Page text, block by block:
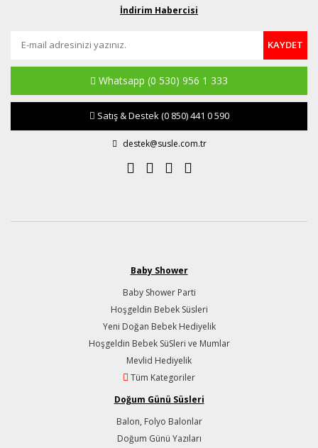
İndirim Habercisi
KAYDET
Whatsapp (0 530) 956 1 333
Satış & Destek(0 850) 441 0 590
destek@susle.com.tr
Baby Shower
Baby Shower Parti
Hoşgeldin Bebek Süsleri
Yeni Doğan Bebek Hediyelik
Hoşgeldin Bebek SüSleri ve Mumlar
Mevlid Hediyelik
Tüm Kategoriler
Doğum Günü Süsleri
Balon, Folyo Balonlar
Doğum Günü Yazıları